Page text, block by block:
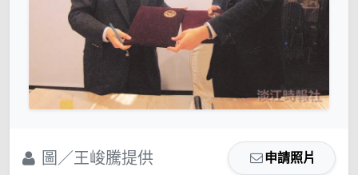
圖／王峻騰提供 申請照片